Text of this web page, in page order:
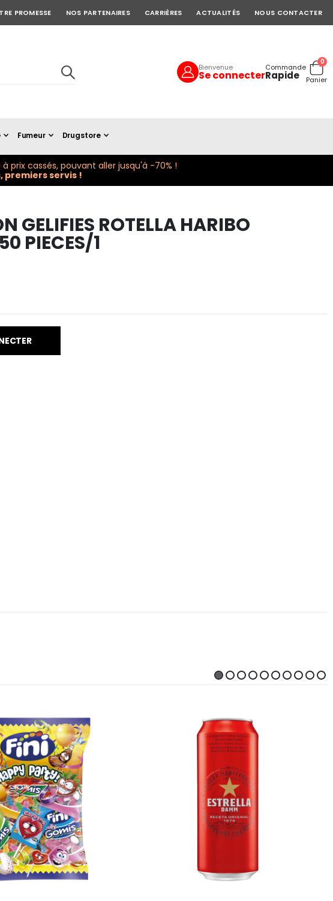
PROMESSE NOS PARTENAIRES CARRIÈRES ACTUALITÉS NOUS CONTACTER
Bienvenue
Se connecter
Commande
Rapide Cart
0
Panier
Fumeur Drugstore
prix cassés, pouvant aller jusqu'à -70% !
premiers servis !
GELIFIES ROTELLA HARIBO
PIECES/1